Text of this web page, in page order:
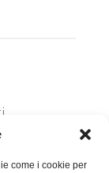
come i cookie per